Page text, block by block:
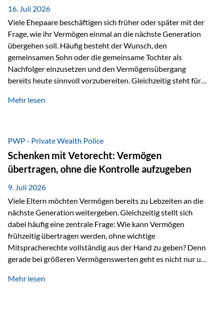
16. Juli 2026
Viele Ehepaare beschäftigen sich früher oder später mit der
Frage, wie ihr Vermögen einmal an die nächste Generation
übergehen soll. Häufig besteht der Wunsch, den
gemeinsamen Sohn oder die gemeinsame Tochter als
Nachfolger einzusetzen und den Vermögensübergang
bereits heute sinnvoll vorzubereiten. Gleichzeitig steht für
passiert, wenn einer der beiden verstirbt? Der überlebende
Vermögen verfügen können. Genau für diese
Ausgangssituation bietet die Private Wealth Police der
Vienna-Life eine durchdachte Gestaltungsmöglichkeit. Die
Ausgangssituation Stellen Sie sich folgendes Beispiel vor:
Ein…
Mehr lesen
PWP - Private Wealth Police
Schenken mit Vetorecht: Vermögen
übertragen, ohne die Kontrolle aufzugeben
9. Juli 2026
Viele Eltern möchten Vermögen bereits zu Lebzeiten an die
nächste Generation weitergeben. Gleichzeitig stellt sich
dabei häufig eine zentrale Frage: Wie kann Vermögen
frühzeitig übertragen werden, ohne wichtige
Mitspracherechte vollständig aus der Hand zu geben? Denn
gerade bei größeren Vermögenswerten geht es nicht nur um
sicherzustellen, dass das Vermögen langfristig erhalten
Mehr lesen